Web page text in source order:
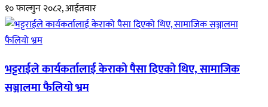
१० फाल्गुन २०८२, आईतवार
भट्टराईले कार्यकर्तालाई केराको पैसा दिएको थिए, सामाजिक
सञ्जालमा फैलियो भ्रम